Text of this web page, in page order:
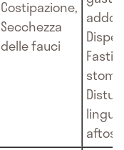
Costipazione,
Secchezza
delle fauci
aftosa